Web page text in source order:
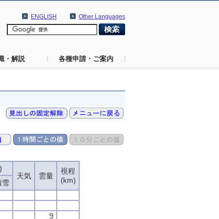
Other Languages
ENGLISH
・解説 各種申請・ご案内
天気
雲量
視程
(km)
雪
9
天気
雲量
視程
(km)
雪
9
天気
雲量
視程
(km)
雪
9
天気
雲量
視程
(km)
雪
9